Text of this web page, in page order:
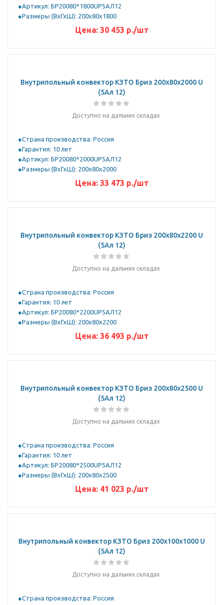
Артикул: БР20080*1800UР5АЛ12
Размеры (ВхГхШ): 200х80х1800
Цена: 30 453 р./шт
Внутрипольный конвектор КЗТО Бриз 200х80х2000 U
(5Ал 12)
Доступно на дальних складах
Страна производства: Россия
Гарантия: 10 лет
Артикул: БР20080*2000UР5АЛ12
Размеры (ВхГхШ): 200х80х2000
Цена: 33 473 р./шт
Внутрипольный конвектор КЗТО Бриз 200х80х2200 U
(5Ал 12)
Доступно на дальних складах
Страна производства: Россия
Гарантия: 10 лет
Артикул: БР20080*2200UР5АЛ12
Размеры (ВхГхШ): 200х80х2200
Цена: 36 493 р./шт
Внутрипольный конвектор КЗТО Бриз 200х80х2500 U
(5Ал 12)
Доступно на дальних складах
Страна производства: Россия
Гарантия: 10 лет
Артикул: БР20080*2500UР5АЛ12
Размеры (ВхГхШ): 200х80х2500
Цена: 41 023 р./шт
Внутрипольный конвектор КЗТО Бриз 200х100х1000 U
(5Ал 12)
Доступно на дальних складах
Страна производства: Россия